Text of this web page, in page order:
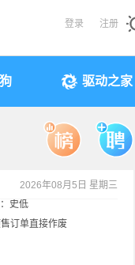
登录 注册
驱动之家
2026年08月5日 星期三
订单直接作废
电视开售